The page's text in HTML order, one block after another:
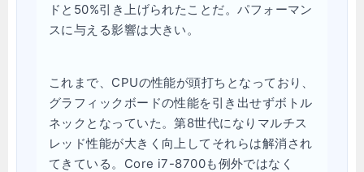
ドと50%引き上げられたことだ。パフォーマン
スに与える影響は大きい。
これまで、CPUの性能が頭打ちとなっており、
グラフィックボードの性能を引き出せずボトル
ネックとなっていた。第8世代になりマルチス
レッド性能が大きく向上してそれらは解消され
てきている。Core i7-8700も例外ではなく